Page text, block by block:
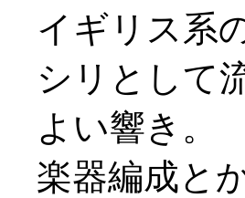
イギリス系
シリとして
よい響き。
楽器編成と